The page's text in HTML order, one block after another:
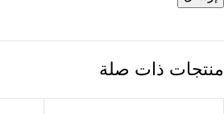
منتجات ذات صلة